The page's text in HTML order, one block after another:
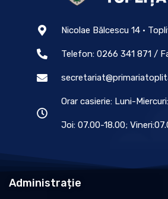
Nicolae Bălcescu 14 •
Telefon: 0266 341 871 /
Orar casierie: Luni-
Joi: 07.00-18.00;
Administrație